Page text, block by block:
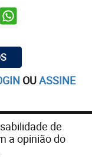
OUASSINE
de
a opinião do